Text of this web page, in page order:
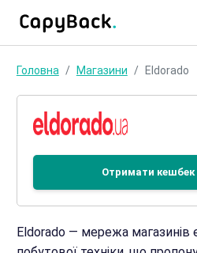
Головна Магазини Eldorado
Отримати кешбек
Eldorado — мережа магазинів